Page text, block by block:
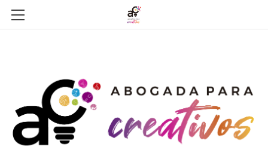
ESTO HAGO
LOS PROTEGIDOS
¿SABÍAS QUÉ?